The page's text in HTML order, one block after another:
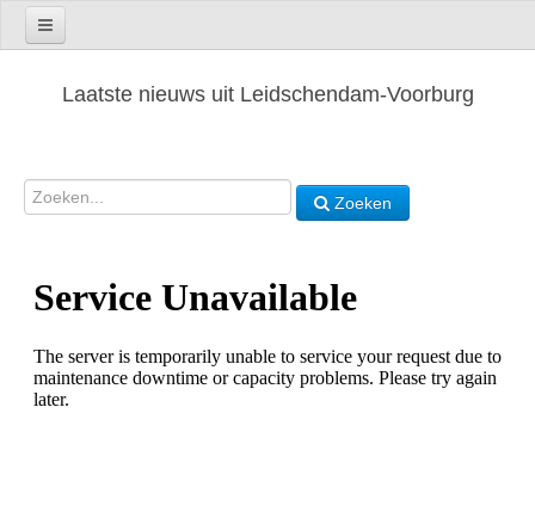
Laatste nieuws uit Leidschendam-Voorburg
Zoeken